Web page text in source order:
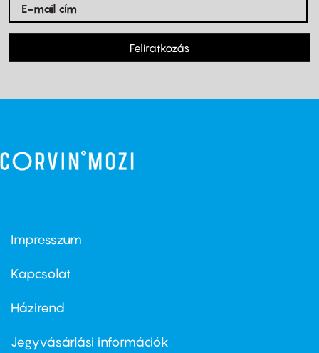
Feliratkozás
Footer
first
Impresszum
Kapcsolat
Footer
second
Házirend
Jegyvásárlási információk